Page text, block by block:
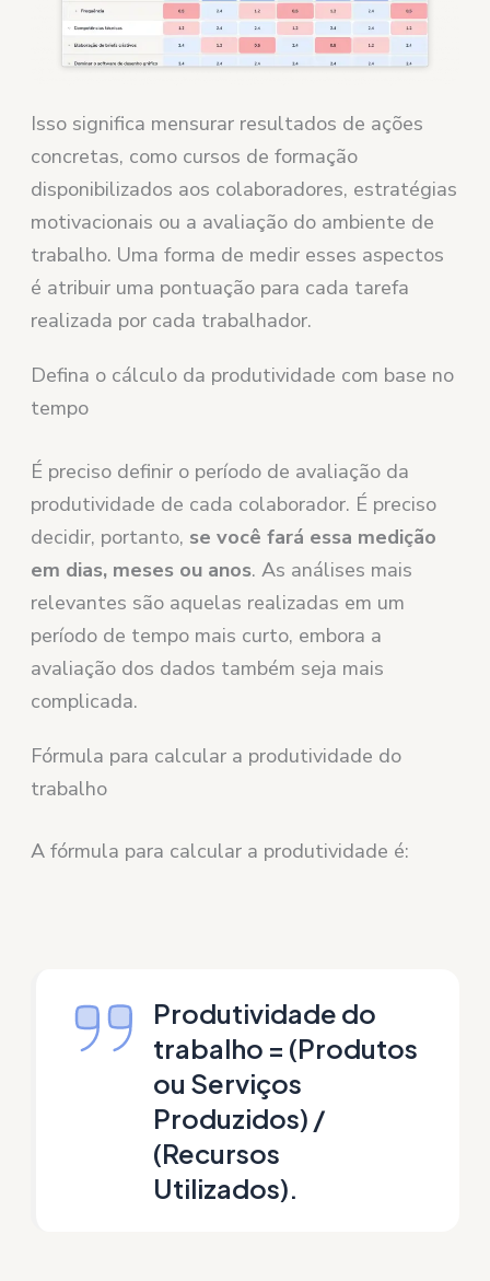
Isso significa mensurar resultados de ações
concretas, como cursos de formação
disponibilizados aos colaboradores, estratégias
motivacionais ou a avaliação do ambiente de
trabalho. Uma forma de medir esses aspectos
é atribuir uma pontuação para cada tarefa
realizada por cada trabalhador.
Defina o cálculo da produtividade com base no
tempo
É preciso definir o período de avaliação da
produtividade de cada colaborador. É preciso
decidir, portanto, se você fará essa medição
em dias, meses ou anos. As análises mais
relevantes são aquelas realizadas em um
período de tempo mais curto, embora a
avaliação dos dados também seja mais
complicada.
Fórmula para calcular a produtividade do
trabalho
A fórmula para calcular a produtividade é:
Produtividade do
trabalho = (Produtos
ou Serviços
Produzidos) /
(Recursos
Utilizados).